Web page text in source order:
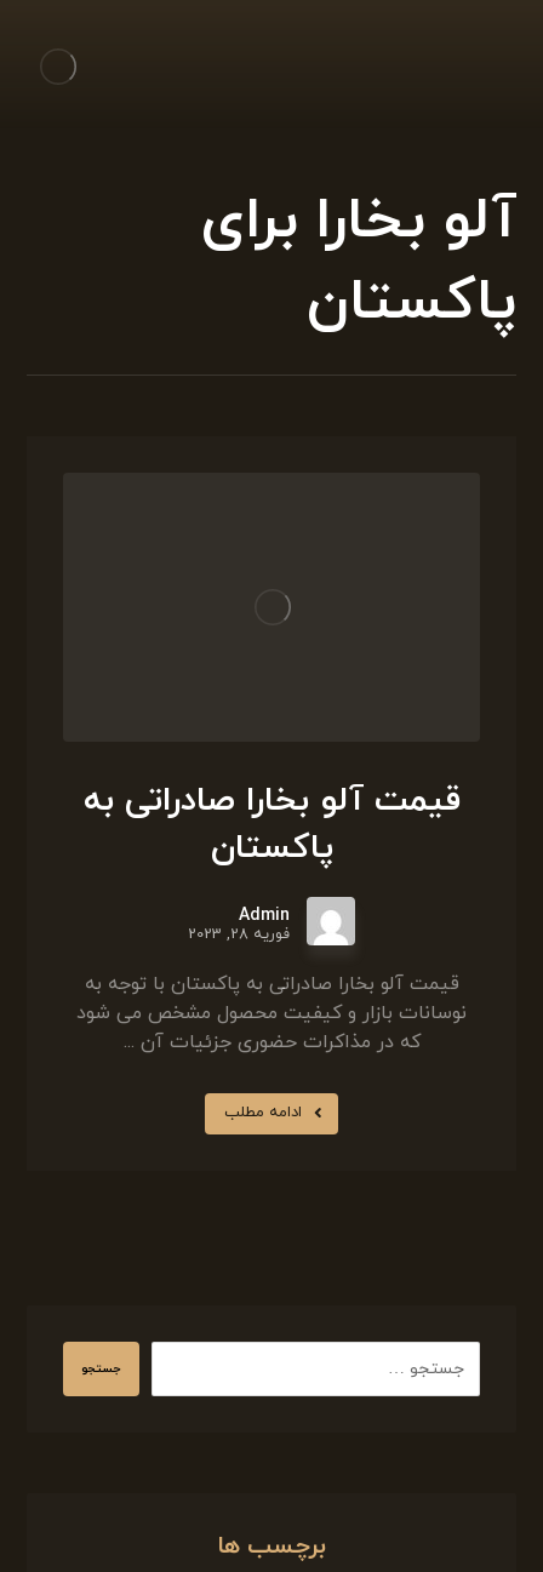
آلو بخارا برای
پاکستان
قیمت آلو بخارا صادراتی به
پاکستان
Admin
فوریه 28, 2023
قیمت آلو بخارا صادراتی به پاکستان با توجه به
نوسانات بازار و کیفیت محصول مشخص می شود
که در مذاکرات حضوری جزئیات آن ...
ادامه مطلب
برچسب ها